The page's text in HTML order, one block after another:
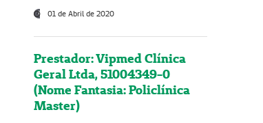
01 de Abril de 2020
Prestador: Vipmed Clínica
Geral Ltda, 51004349-0
(Nome Fantasia: Policlínica
Master)